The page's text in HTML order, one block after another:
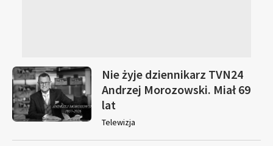
Nie żyje dziennikarz TVN24
Andrzej Morozowski. Miał 69
lat
Telewizja